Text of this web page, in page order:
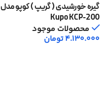
گیره خورشیدی ( گریپ ) کوپو مدل
Kupo KCP-200
محصولات موجود
4.130.000تومان